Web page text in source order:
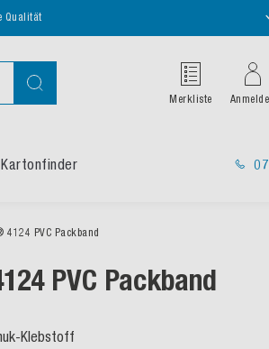
Qualität
Suche
Merkliste
Kartonfinder
4124 PVC Packband
PVC Packband
Klebstoff